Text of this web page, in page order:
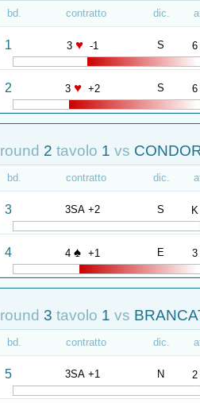
bd. contratto dic.
1 3 ♥ -1 S 6
2 3 ♥ +2 S 6
round 2 tavolo 1 vs
bd. contratto dic.
3 3SA +2 S K
4 4 ♠ +1 E 3
round 3 tavolo 1 vs
bd. contratto dic.
5 3SA +1 N 2